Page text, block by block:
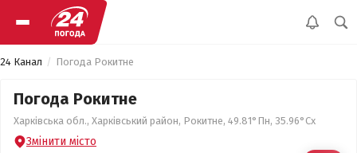
24 Канал Погода Рокитне
Погода Рокитне
Харківська обл., Харківський район, Рокитне, 49.81°Пн, 35.96°Сх
Змінити місто